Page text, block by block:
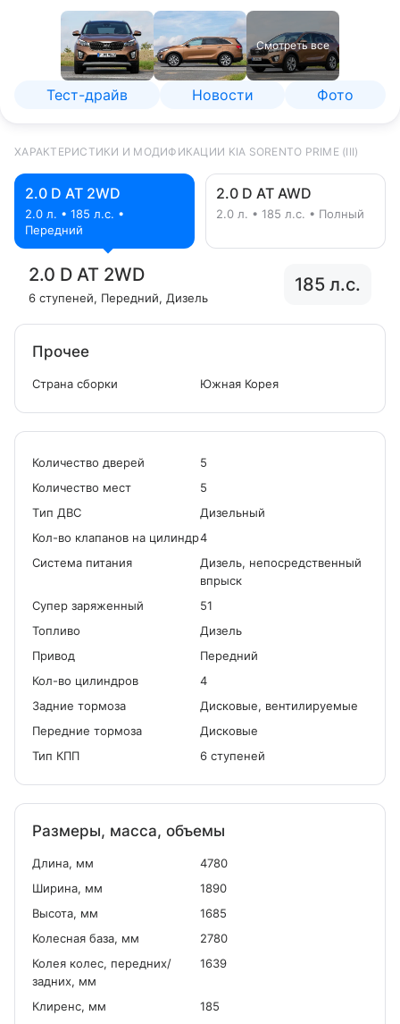
Смотреть все
Тест-драйв Новости Фото
ХАРАКТЕРИСТИКИ И МОДИФИКАЦИИ KIA SORENTO PRIME (III)
2.0 D AT 2WD
2.0 л. • 185 л.с. •
Передний
2.0 D AT AWD
2.0 л. • 185 л.с. • Полный
2.0 D AT 2WD
6 ступеней, Передний, Дизель
185 л.с.
Прочее
Страна сборки Южная Корея
Количество дверей
5
Количество мест
5
Tип ДВС
Дизельный
Кол-во клапанов на цилиндр4
Система питания
Дизель, непосредственный
впрыск
Cупер заряженный
51
Топливо
Дизель
Привод
Передний
Кол-во цилиндров
4
Задние тормоза
Дисковые, вентилируемые
Передние тормоза
Дисковые
Тип КПП
6 ступеней
Размеры, масса, объемы
Длина, мм
4780
Ширина, мм
1890
Высота, мм
1685
Колесная база, мм
2780
Колея колес, передних/
задних, мм
1639
Клиренс, мм 185